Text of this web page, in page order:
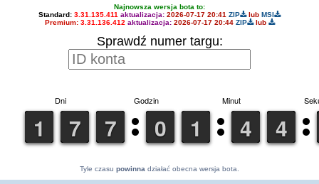
Najnowsza wersja bota to:
Standard: 3.31.135.411 aktualizacja: 2026-07-17 20:41 ZIP lub MSI
Premium: 3.31.136.412 aktualizacja: 2026-07-17 20:44 ZIP lub
Sprawdź numer targu:
Tyle czasu powinna działać obecna wersja bota.